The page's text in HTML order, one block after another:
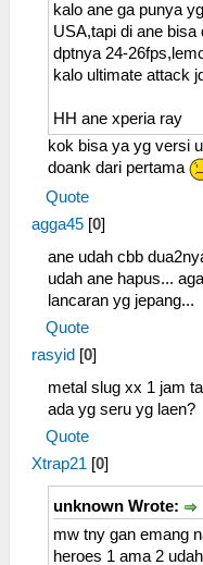
kalo ane ga punya
USA,tapi di ane
dptnya 24-
kalo ultimate attack
HH ane xperia ray
kok bisa ya yg versi
doank dari pertama
Quote
agga45 [0]
ane udah cbb
udah ane hapus...
lancaran yg jepang...
Quote
rasyid [0]
metal slug xx 1 jam
ada yg seru yg laen?
Quote
Xtrap21 [0]
unknown Wrote:
mw tny gan emang
heroes 1 ama 2